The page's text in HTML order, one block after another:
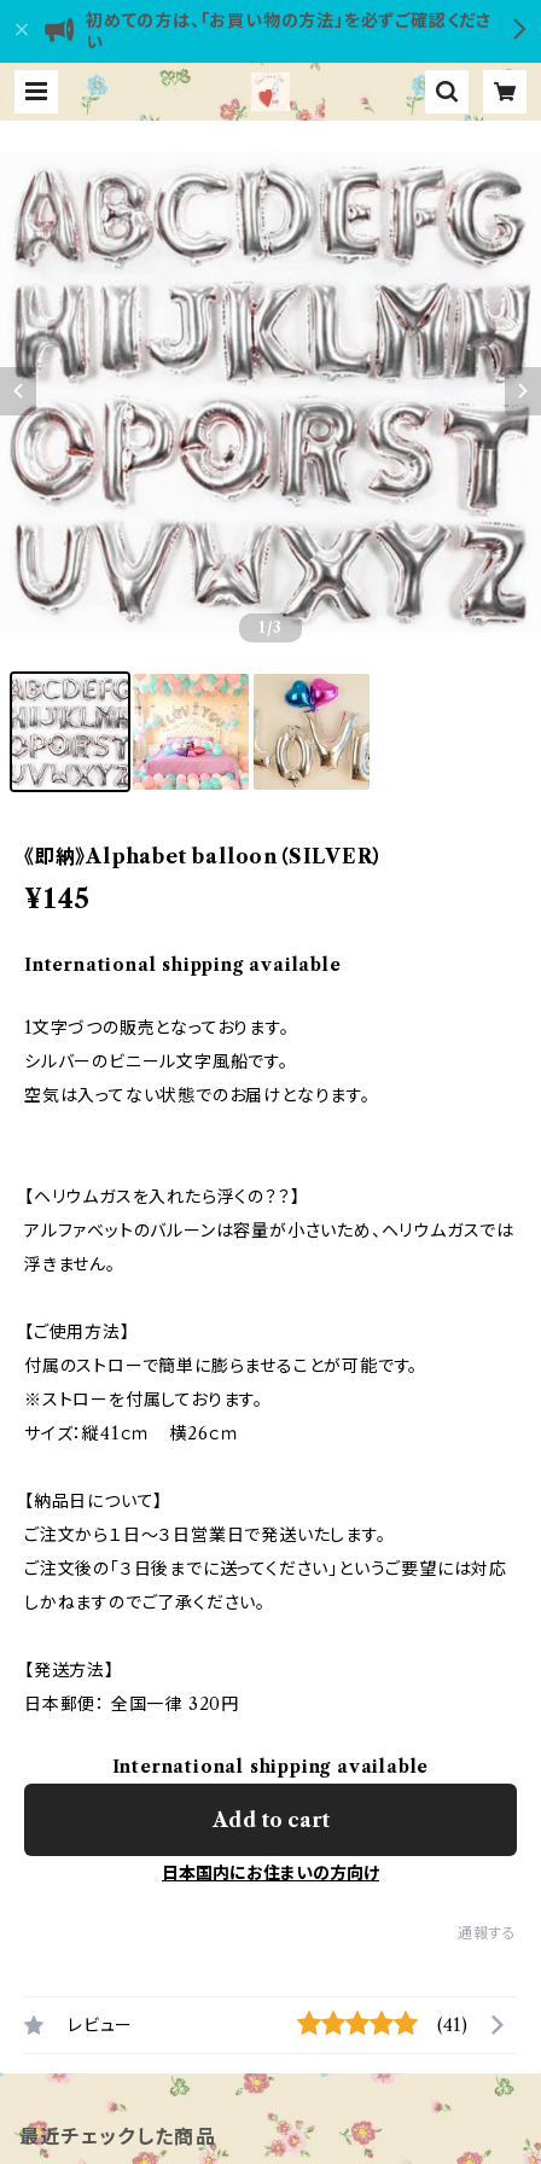
初めての方は、「お買い物の方法」を必ずご確認くださ
い
1 /3
《即納》Alphabet balloon（SILVER）
¥145
International shipping available
1文字づつの販売となっております。
シルバーのビニール文字風船です。
空気は入ってない状態でのお届けとなります。
【ヘリウムガスを入れたら浮くの？？】
アルファベットのバルーンは容量が小さいため、ヘリウムガスでは
浮きません。
【ご使用方法】
付属のストローで簡単に膨らませることが可能です。
※ストローを付属しております。
サイズ：縦41ｃｍ 横26ｃｍ
【納品日について】
ご注文から１日～３日営業日で発送いたします。
ご注文後の「３日後までに送ってください」というご要望には対応
しかねますのでご了承ください。
【発送方法】
日本郵便： 全国一律 320円
International shipping available
Add to cart
日本国内にお住まいの方向け
通報する
レビュー (41)
最近チェックした商品